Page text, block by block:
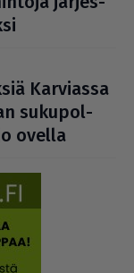
Karviassa
suku­pol­
ovella